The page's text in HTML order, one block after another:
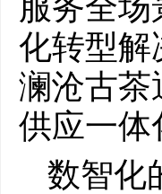
服务全
化转型解
澜沧古茶
供应一体
数智化